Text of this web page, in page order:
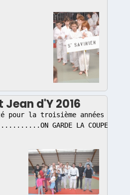
Jean d'Y 2016
pour la troisième années
GARDE LA